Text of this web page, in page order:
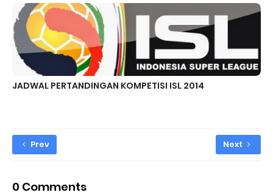
JADWAL PERTANDINGAN KOMPETISI ISL 2014
Prev Next
0 Comments